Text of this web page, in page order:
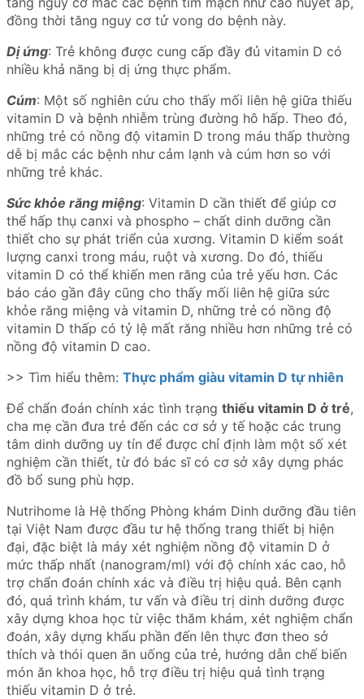
đồng thời tăng nguy cơ tử vong do bệnh này.
Dị ứng: Trẻ không được cung cấp đầy đủ vitamin D có
nhiều khả năng bị dị ứng thực phẩm.
Cúm: Một số nghiên cứu cho thấy mối liên hệ giữa thiếu
vitamin D và bệnh nhiễm trùng đường hô hấp. Theo đó,
những trẻ có nồng độ vitamin D trong máu thấp thường
dễ bị mắc các bệnh như cảm lạnh và cúm hơn so với
những trẻ khác.
Sức khỏe răng miệng: Vitamin D cần thiết để giúp cơ
thể hấp thụ canxi và phospho – chất dinh dưỡng cần
thiết cho sự phát triển của xương. Vitamin D kiểm soát
lượng canxi trong máu, ruột và xương. Do đó, thiếu
vitamin D có thể khiến men răng của trẻ yếu hơn. Các
báo cáo gần đây cũng cho thấy mối liên hệ giữa sức
khỏe răng miệng và vitamin D, những trẻ có nồng độ
vitamin D thấp có tỷ lệ mất răng nhiều hơn những trẻ có
nồng độ vitamin D cao.
>> Tìm hiểu thêm: Thực phẩm giàu vitamin D tự nhiên
Để chẩn đoán chính xác tình trạng thiếu vitamin D ở trẻ,
cha mẹ cần đưa trẻ đến các cơ sở y tế hoặc các trung
tâm dinh dưỡng uy tín để được chỉ định làm một số xét
nghiệm cần thiết, từ đó bác sĩ có cơ sở xây dựng phác
đồ bổ sung phù hợp.
Nutrihome là Hệ thống Phòng khám Dinh dưỡng đầu tiên
tại Việt Nam được đầu tư hệ thống trang thiết bị hiện
đại, đặc biệt là máy xét nghiệm nồng độ vitamin D ở
mức thấp nhất (nanogram/ml) với độ chính xác cao, hỗ
trợ chẩn đoán chính xác và điều trị hiệu quả. Bên cạnh
đó, quá trình khám, tư vấn và điều trị dinh dưỡng được
xây dựng khoa học từ việc thăm khám, xét nghiệm chẩn
đoán, xây dựng khẩu phần đến lên thực đơn theo sở
thích và thói quen ăn uống của trẻ, hướng dẫn chế biến
món ăn khoa học, hỗ trợ điều trị hiệu quả tình trạng
thiếu vitamin D ở trẻ.